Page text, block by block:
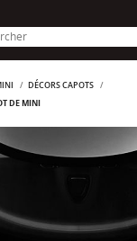
DÉCORS CAPOTS
DE MINI